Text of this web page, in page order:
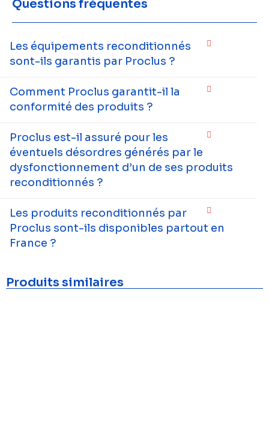
Questions fréquentes
Les équipements reconditionnés
sont-ils garantis par Proclus ?
Comment Proclus garantit-il la
conformité des produits ?
Proclus est-il assuré pour les
éventuels désordres générés par le
dysfonctionnement d’un de ses produits
reconditionnés ?
Les produits reconditionnés par
Proclus sont-ils disponibles partout en
France ?
Produits similaires